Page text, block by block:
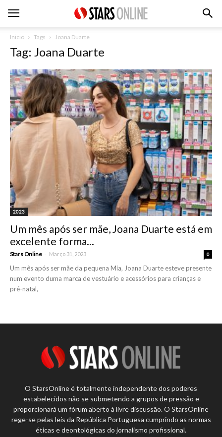
Inicio Tags Joana Duarte
Tag: Joana Duarte
2023
Um mês após ser mãe, Joana Duarte está em
excelente forma...
Stars Online - Março 31, 2023 0
Um mês após ser mãe da pequena Mia, Joana Duarte esteve presente
num evento duma marca de vestuário e acessórios para crianças e
pré-natal,
O StarsOnline é totalmente independente dos poderes
estabelecidos não se submetendo a grupos de pressão e
proporcionará um fórum aberto à livre discussão. O StarsOnline
rege-se pelas leis da República Portuguesa cumprindo as normas
éticas e deontológicas do jornalismo profissional.